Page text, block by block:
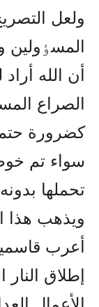
ولعل
المسٶولين
أن الله
الصراع
كضرورة
سواء تم
تحملها
ويذهب هذا
أعرب
إطلاق